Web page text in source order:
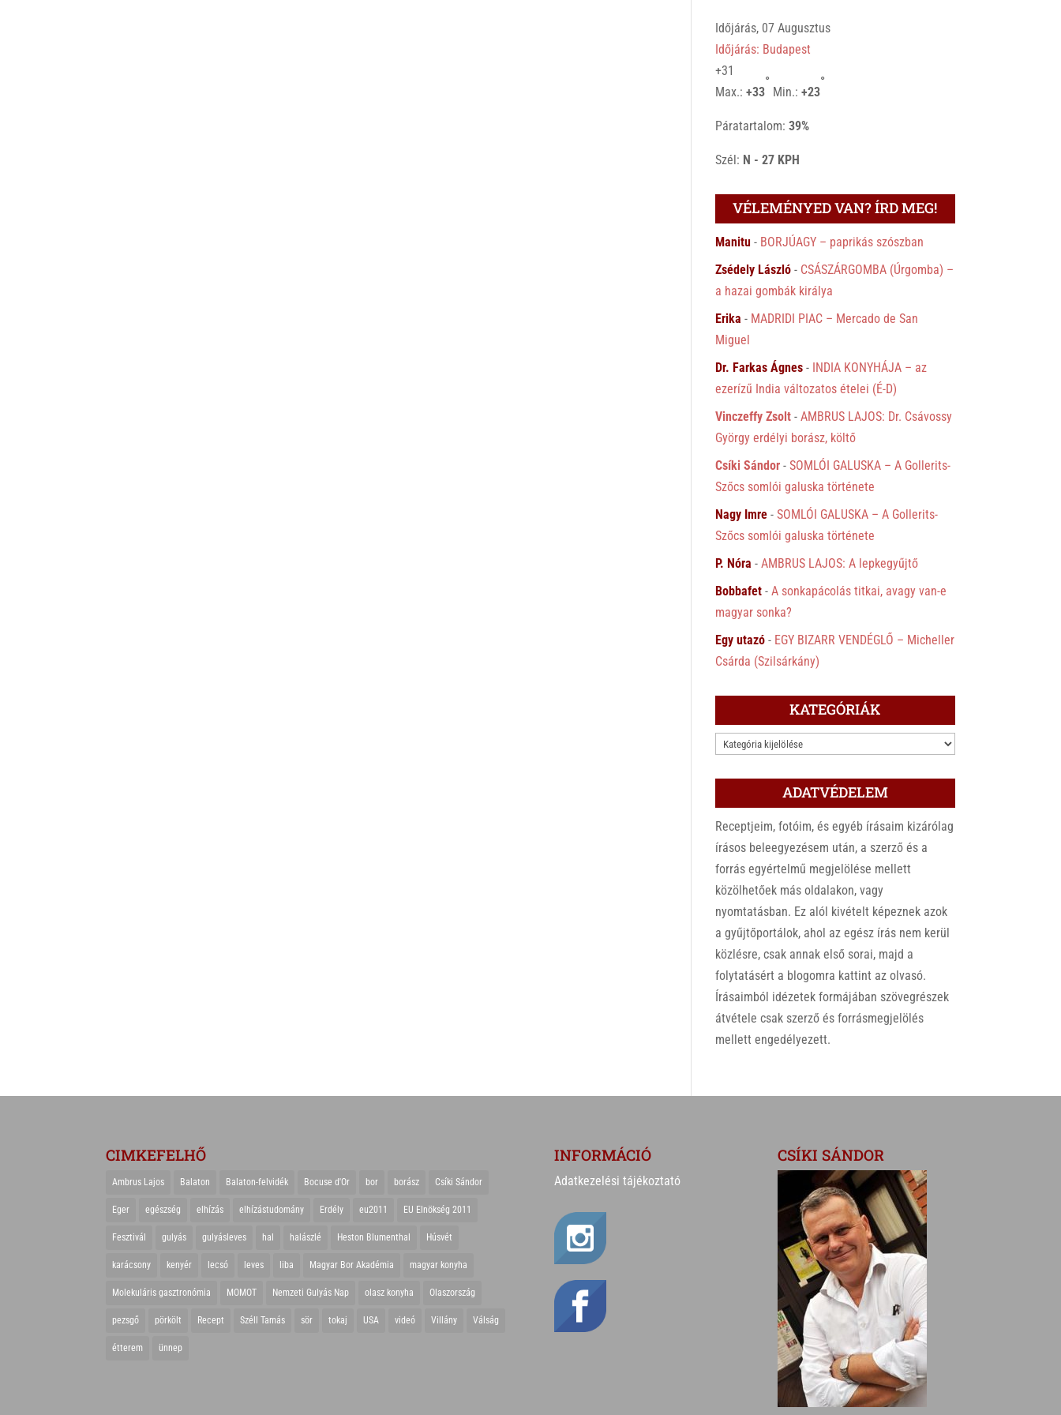
Időjárás, 07 Augusztus
Időjárás: Budapest
+31
Max.:+33
°
Min.:+23
°
Páratartalom:39%
Szél: N - 27 KPH
VÉLEMÉNYED VAN? ÍRD MEG!
Manitu - BORJÚAGY – paprikás szószban
Zsédely László - CSÁSZÁRGOMBA (Úrgomba) –
a hazai gombák királya
Erika - MADRIDI PIAC – Mercado de San
Miguel
Dr. Farkas Ágnes - INDIA KONYHÁJA – az
ezerízű India változatos ételei (É-D)
Vinczeffy Zsolt -AMBRUS LAJOS: Dr. Csávossy
György erdélyi borász, költő
Csíki Sándor -SOMLÓI GALUSKA – A Gollerits-
Szőcs somlói galuska története
Nagy Imre -SOMLÓI GALUSKA – A Gollerits-
Szőcs somlói galuska története
P. Nóra -AMBRUS LAJOS: A lepkegyűjtő
Bobbafet -A sonkapácolás titkai, avagy van-e
magyar sonka?
Egy utazó - EGY BIZARR VENDÉGLŐ – Micheller
Csárda (Szilsárkány)
KATEGÓRIÁK
KATEGÓRIÁK
ADATVÉDELEM
Receptjeim, fotóim, és egyéb írásaim kizárólag
írásos beleegyezésem után, a szerző és a
forrás egyértelmű megjelölése mellett
közölhetőek más oldalakon, vagy
nyomtatásban. Ez alól kivételt képeznek azok
a gyűjtőportálok, ahol az egész írás nem kerül
közlésre, csak annak első sorai, majd a
folytatásért a blogomra kattint az olvasó.
Írásaimból idézetek formájában szövegrészek
átvétele csak szerző és forrásmegjelölés
mellett engedélyezett.
CIMKEFELHŐ
Ambrus Lajos Balaton Balaton-felvidék Bocuse d'Or bor borász Csíki Sándor
Eger egészség elhízás elhízástudomány Erdély eu2011 EU Elnökség 2011
Fesztivál gulyás gulyásleves hal halászlé Heston Blumenthal Húsvét
karácsony kenyér lecsó leves liba Magyar Bor Akadémia magyar konyha
Molekuláris gasztronómia MOMOT Nemzeti Gulyás Nap olasz konyha Olaszország
pezsgő pörkölt Recept Széll Tamás sör tokaj USA videó Villány Válság
étterem ünnep
INFORMÁCIÓ
Adatkezelési tájékoztató
CSÍKI SÁNDOR